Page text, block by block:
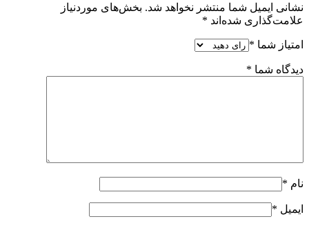
نشانی ایمیل شما منتشر نخواهد شد. بخش‌های موردنیاز
علامت‌گذاری شده‌اند *
امتیاز شما *
دیدگاه شما *
نام *
ایمیل *